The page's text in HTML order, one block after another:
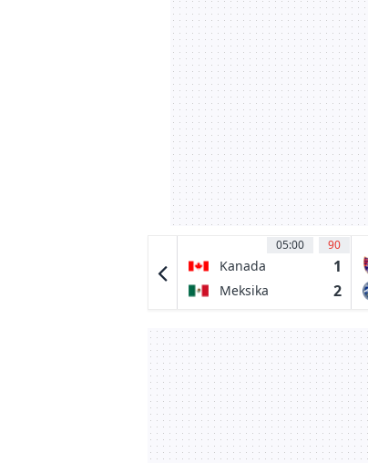
0
05:00 90
Kanada 1
Meksika 2